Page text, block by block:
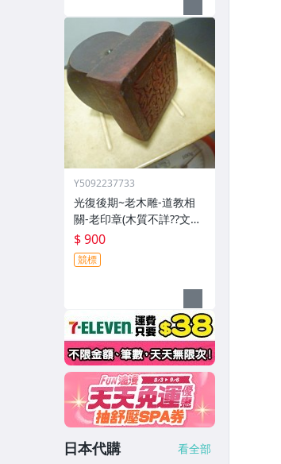
Y5092237733
光復後期~老木雕-道教相
關-老印章(木質不詳??文字
不詳??)歷史民俗文物??(郵
寄免運費)
$ 900
競標
日本代購 看全部